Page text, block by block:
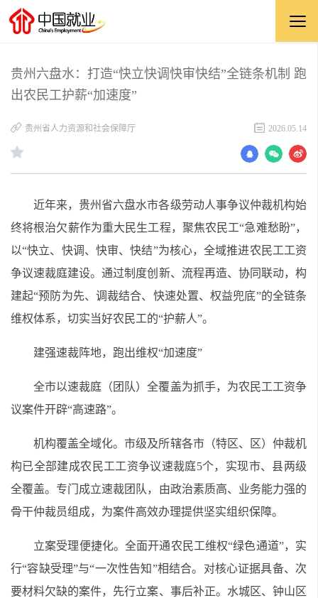
贵州六盘水：打造“快立快调快审快结”全链条机制 跑
出农民工护薪“加速度”
贵州省人力资源和社会保障厅 2026.05.14
近年来，贵州省六盘水市各级劳动人事争议仲裁机构始
终将根治欠薪作为重大民生工程，聚焦农民工“急难愁盼”，
以“快立、快调、快审、快结”为核心，全域推进农民工工资
争议速裁庭建设。通过制度创新、流程再造、协同联动，构
建起“预防为先、调裁结合、快速处置、权益兜底”的全链条
维权体系，切实当好农民工的“护薪人”。
建强速裁阵地，跑出维权“加速度”
全市以速裁庭（团队）全覆盖为抓手，为农民工工资争
议案件开辟“高速路”。
机构覆盖全域化。市级及所辖各市（特区、区）仲裁机
构已全部建成农民工工资争议速裁庭5个，实现市、县两级
全覆盖。专门成立速裁团队，由政治素质高、业务能力强的
骨干仲裁员组成，为案件高效办理提供坚实组织保障。
立案受理便捷化。全面开通农民工维权“绿色通道”，实
行“容缺受理”与“一次性告知”相结合。对核心证据具备、次
要材料欠缺的案件，先行立案、事后补正。水城区、钟山区